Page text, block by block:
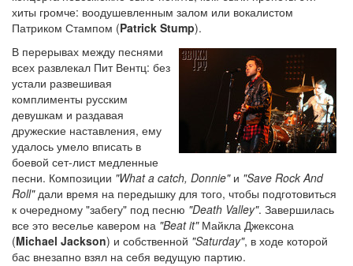
хиты громче: воодушевленным залом или вокалистом
Патриком Стампом (Patrick Stump).
В перерывах между песнями
всех развлекал Пит Вентц: без
устали развешивая
комплименты русским
девушкам и раздавая
дружеские наставления, ему
удалось умело вписать в
боевой сет-лист медленные
песни. Композиции "What a catch, Donnie"и "Save Rock And
Roll"дали время на передышку для того, чтобы подготовиться
к очередному "забегу" под песню "Death Valley". Завершилась
все это веселье кавером на "Beat it"Майкла Джексона
(Michael Jackson) и собственной "Saturday", в ходе которой
бас внезапно взял на себя ведущую партию.